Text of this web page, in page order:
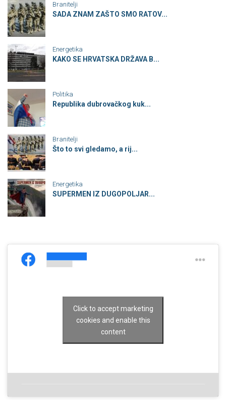
Branitelji
SADA ZNAM ZAŠTO SMO RATOV...
Energetika
KAKO SE HRVATSKA DRŽAVA B...
Politika
Republika dubrovačkog kuk...
Branitelji
Što to svi gledamo, a rij...
Energetika
SUPERMEN IZ DUGOPOLJAR...
Click to accept marketing
cookies and enable this
content